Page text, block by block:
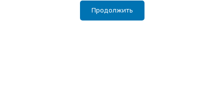
Продолжить